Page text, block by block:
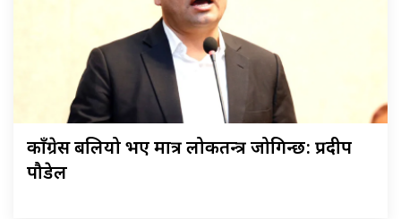
काँग्रेस बलियो भए मात्र लोकतन्त्र जोगिन्छ: प्रदीप
पौडेल